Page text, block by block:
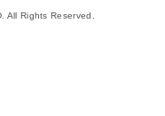
All Rights Reserved.